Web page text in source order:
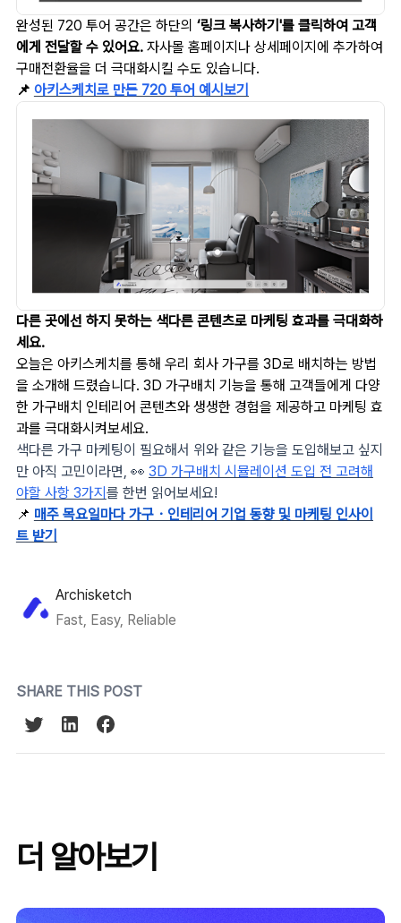
완성된 720 투어 공간은 하단의 ‘링크 복사하기'를 클릭하여 고객
에게 전달할 수 있어요. 자사몰 홈페이지나 상세페이지에 추가하여
구매전환율을 더 극대화시킬 수도 있습니다.
📌 아키스케치로 만든 720 투어 예시보기
다른 곳에선 하지 못하는 색다른 콘텐츠로 마케팅 효과를 극대화하
세요.
오늘은 아키스케치를 통해 우리 회사 가구를 3D로 배치하는 방법
을 소개해 드렸습니다. 3D 가구배치 기능을 통해 고객들에게 다양
한 가구배치 인테리어 콘텐츠와 생생한 경험을 제공하고 마케팅 효
과를 극대화시켜보세요.
색다른 가구 마케팅이 필요해서 위와 같은 기능을 도입해보고 싶지
만 아직 고민이라면, 👀 3D 가구배치 시뮬레이션 도입 전 고려해
야할 사항 3가지 를 한번 읽어보세요!
📌 매주 목요일마다 가구・인테리어 기업 동향 및 마케팅 인사이
트 받기
Archisketch
Fast, Easy, Reliable
SHARE THIS POST
더 알아보기